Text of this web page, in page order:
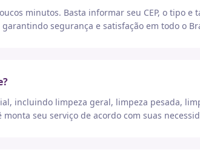
minutos. Basta informar seu CEP, o tipo e
segurança e satisfação em todo o
incluindo limpeza geral, limpeza pesada,
seu serviço de acordo com suas